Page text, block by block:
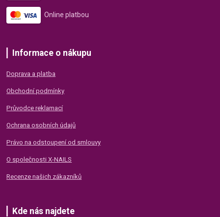
Online platbou
Informace o nákupu
Doprava a platba
Obchodní podmínky
Průvodce reklamací
Ochrana osobních údajů
Právo na odstoupení od smlouvy
O společnosti X-NAILS
Recenze našich zákazníků
Kde nás najdete